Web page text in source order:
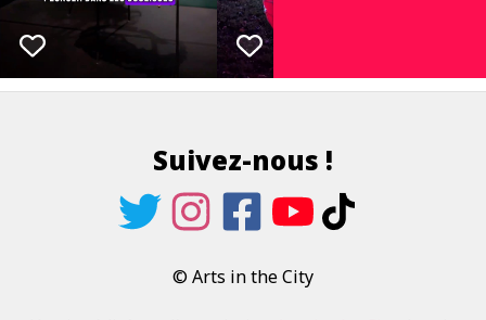
Suivez-nous !
© Arts in the City